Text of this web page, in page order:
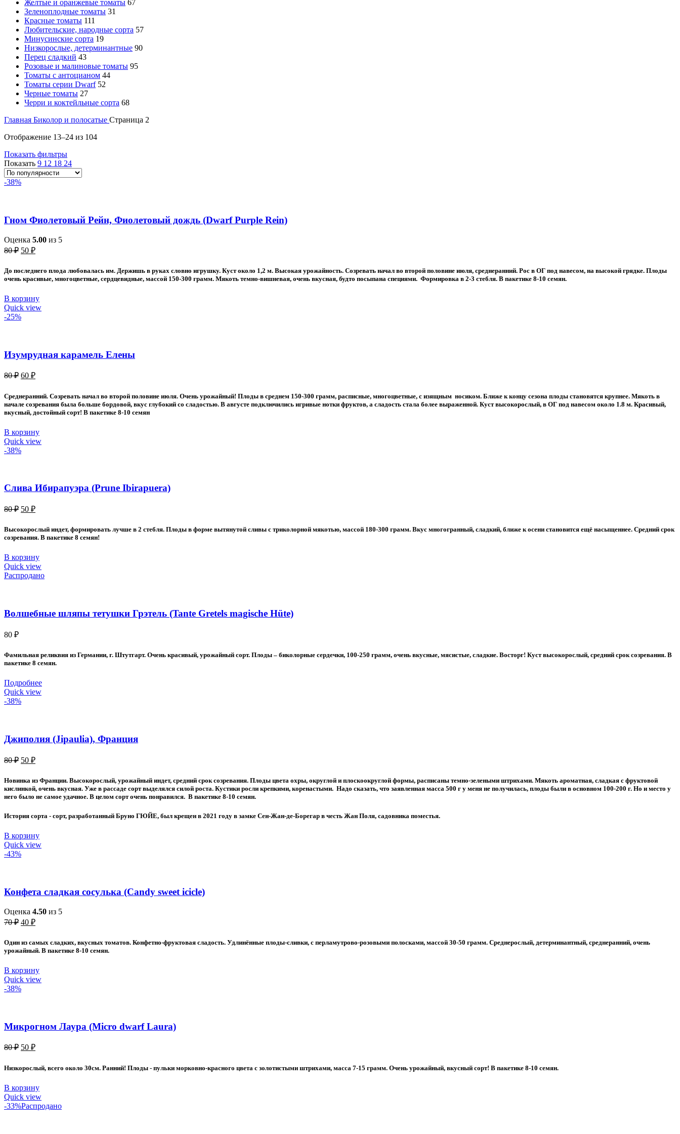
Желтые и оранжевые томаты 67
Зеленоплодные томаты 31
Красные томаты 111
Любительские, народные сорта 57
Минусинские сорта 19
Низкорослые, детерминантные 90
Перец сладкий 43
Розовые и малиновые томаты 95
Томаты с антоцианом 44
Томаты серии Dwarf 52
Черные томаты 27
Черри и коктейльные сорта 68
Главная Биколор и полосатые Страница 2
Отображение 13–24 из 104
Показать фильтры
Показать 9 12 18 24
-38%
Гном Фиолетовый Рейн, Фиолетовый дождь (Dwarf Purple Rein)
Оценка 5.00 из 5
80₽ Первоначальная
80 ₽.
50 ₽Текущая
50 ₽.
До последнего плода любовалась им. Держишь в руках словно игрушку. Куст около 1,2 м. Высокая урожайность. Созревать начал во второй половине июля, среднеранний. Рос в ОГ под навесом, на высокой грядке. Плоды
очень красивые, многоцветные, сердцевидные, массой 150-300 грамм. Мякоть темно-вишневая, очень вкусная, будто посыпана специями. Формировка в 2-3 стебля. В пакетике 8-10 семян.
В корзину
Quick view
-25%
Изумрудная карамель Елены
80₽ Первоначальная
80 ₽.
60 ₽Текущая
60 ₽.
Среднеранний. Созревать начал во второй половине июля. Очень урожайный! Плоды в среднем 150-300 грамм, расписные, многоцветные, с изящным носиком. Ближе к концу сезона плоды становятся крупнее. Мякоть в
начале созревания была больше бордовой, вкус глубокий со сладостью. В августе подключились игривые нотки фруктов, а сладость стала более выраженной. Куст высокорослый, в ОГ под навесом около 1.8 м. Красивый,
вкусный, достойный сорт! В пакетике 8-10 семян
В корзину
Quick view
-38%
Слива Ибирапуэра (Prune Ibirapuera)
80₽ Первоначальная
составляла
80 ₽.
50 ₽Текущая
50 ₽.
Высокорослый индет, формировать лучше в 2 стебля. Плоды в форме вытянутой сливы с триколорной мякотью, массой 180-300 грамм. Вкус многогранный, сладкий, ближе к осени становится ещё насыщеннее. Средний срок
созревания. В пакетике 8 семян!
В корзину
Quick view
Распродано
Волшебные шляпы тетушки Грэтель (Tante Gretels magische Hüte)
80 ₽
Фамильная реликвия из Германии, г. Штутгарт. Очень красивый, урожайный сорт. Плоды – биколорные сердечки, 100-250 грамм, очень вкусные, мясистые, сладкие. Восторг! Куст высокорослый, средний срок созревания. В
пакетике 8 семян.
Подробнее
Quick view
-38%
Джиполия (Jipaulia), Франция
80₽ Первоначальная
составляла
80 ₽.
50 ₽Текущая
50 ₽.
Новинка из Франции. Высокорослый, урожайный индет, средний срок созревания. Плоды цвета охры, округлой и плоскоокруглой формы, расписаны темно-зелеными штрихами. Мякоть ароматная, сладкая с фруктовой
кислинкой, очень вкусная. Уже в рассаде сорт выделялся силой роста. Кустики росли крепкими, коренастыми. Надо сказать, что заявленная масса 500 г у меня не получилась, плоды были в основном 100-200 г. Но и место у
него было не самое удачное. В целом сорт очень понравился. В пакетике 8-10 семян.
История сорта - сорт, разработанный Бруно ГЮЙЕ, был крещен в 2021 году в замке Сен-Жан-де-Борегар в честь Жан Поля, садовника поместья.
В корзину
Quick view
-43%
Конфетa сладкая сосулька (Candy sweet icicle)
Оценка 4.50 из 5
70₽ Первоначальная
70 ₽.
40 ₽Текущая
40 ₽.
Один из самых сладких, вкусных томатов. Конфетно-фруктовая сладость. Удлинённые плоды-сливки, с перламутрово-розовыми полосками, массой 30-50 грамм. Среднерослый, детерминантный, среднеранний, очень
урожайный. В пакетике 8-10 семян.
В корзину
Quick view
-38%
Микрогном Лаура (Micro dwarf Laura)
80₽ Первоначальная
составляла
80 ₽.
50 ₽Текущая
50 ₽.
Низкорослый, всего около 30см. Ранний! Плоды - пульки морковно-красного цвета с золотистыми штрихами, масса 7-15 грамм. Очень урожайный, вкусный сорт! В пакетике 8-10 семян.
В корзину
Quick view
-33%Распродано